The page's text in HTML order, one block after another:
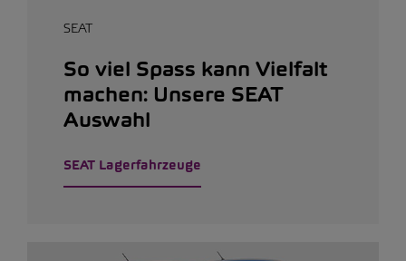
SEAT
So viel Spass kann Vielfalt
machen: Unsere SEAT
Auswahl
SEAT Lagerfahrzeuge